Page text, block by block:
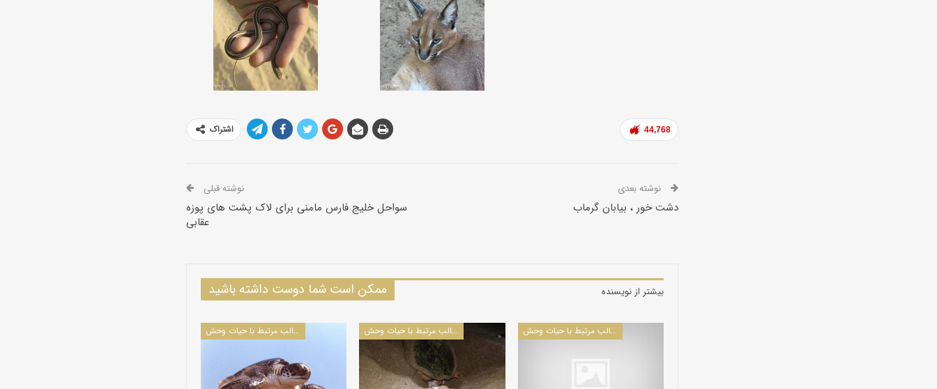
44,768 اشتراک
نوشته قبلی
سواحل خلیج فارس مامنی برای لاک پشت های پوزه
عقابی
دشت خور ، بیابان گرماب
ممکن است شما دوست داشته باشید بیشتر از نویسنده
مطالب مرتبط با حیات وحش مطالب مرتبط با حیات وحش مطالب مرتبط با حیات وحش